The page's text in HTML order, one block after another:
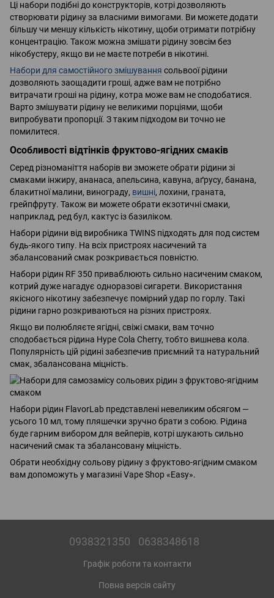
Ці набори подібні до конструкторів, котрі дозволяють
створювати рідину за власними вимогами. Ви можете додати
більшу чи меншу кількість нікотину, щоби отримати потрібну
концентрацію. Також можна змішати рідину зовсім без
нікобустеру, якщо ви не маєте потреби в нікотині.
Набори для самостійного змішування сольвоої рідини
дозволяють заощадити гроші, адже вам не потрібно
витрачати гроші на рідину, котра може вам не сподобатися.
Варто змішувати рідину не великими порціями, щоби
випробувати пропорції. З таким підходом ви точно не
помилитеся.
Особливості відтінків фруктово-ягідних смаків
Серед різноманіття наборів ви зможете обрати рідини зі
смаками інжиру, ананаса, апельсина, кавуна, аґрусу, банана,
блакитної малини, винограду, вишні, лохини, граната,
грейпфруту. Також ви можете обрати екзотичні смаки,
наприклад, ред бул, кактус із базиліком.
Набори рідини від виробника TWINS підходять для под систем
будь-якого типу. На всіх пристроях насичений та
збалансований смак розкривається повністю.
Набори рідин RF 350 приваблюють сильно насиченим смаком,
котрий дуже нагадує одноразові сигарети. Використання
якісного нікотину забезпечує помірний удар по горлу. Такі
рідини гарно розкриваються на різних пристроях.
Якщо ви полюбляєте ягідні, свіжі смаки, вам точно
сподобається рідина Hype Cola Cherry, тобто вишнева кола.
Популярність цій рідині забезпечив приємний та натуральний
смак, збалансована міцність.
Набори рідин FlavorLab представлені невеликим обсягом —
усього 10 мл, тому пляшечки зручно брати з собою. Рідина
буде гарним вибором для вейперів, котрі шукають сильно
насичений смак та збалансовану міцність.
Обрати необхідну сольову рідину з фруктово-ягідним смаком
вам допоможуть у магазині Vape Shop «Easy».
0938321350 0638348618
Графік роботи та контакти
Повна версія сайту